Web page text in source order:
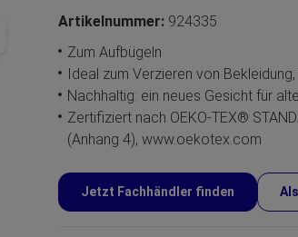
Artikelnummer: 924335
Zum Aufbügeln
Ideal zum Verzieren von
Nachhaltig: ein neues Gesicht für
Zertifiziert nach OEKO-TEX®
(Anhang 4), www.oekotex.com
Jetzt Fachhändler finden